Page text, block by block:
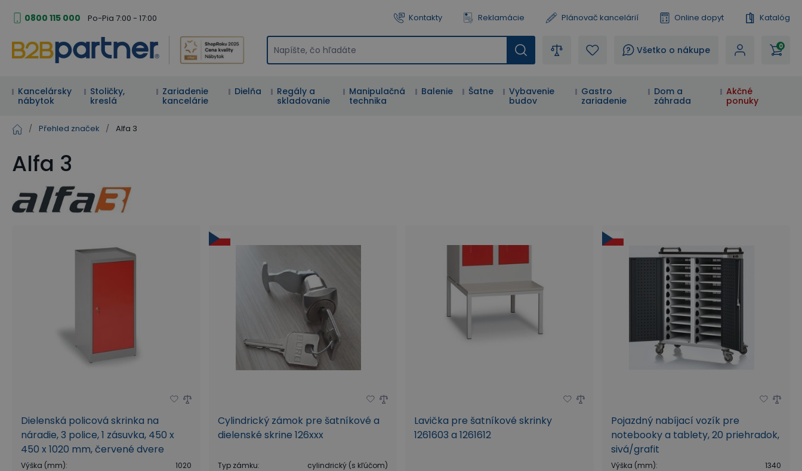
0800 115 000 Po-Pia 7:00 - 17:00 Kontakty Reklamácie Plánovač kancelárií Online dopyt Katalóg
? Všetko o nákupe 0
Kancelársky
nábytok
Stoličky,
kreslá
Zariadenie
kancelárie
Dielňa
Regály a
skladovanie
Manipulačná
technika
Balenie Šatne
Vybavenie
budov
Gastro
zariadenie
Dom a
záhrada
Akčné
ponuky
/ Přehled značek / Alfa 3
Alfa 3
Dielenská policová skrinka na
náradie, 3 police, 1 zásuvka, 450 x
450 x 1020 mm, červené dvere
Výška (mm):
1020
Cylindrický zámok pre šatníkové a
dielenské skrine 126xxx
Typ zámku: cylindrický (s kľúčom)
Lavička pre šatníkové skrinky
1261603 a 1261612
Pojazdný nabíjací vozík pre
notebooky a tablety, 20 priehradok,
sivá/grafit
Výška (mm):
1340